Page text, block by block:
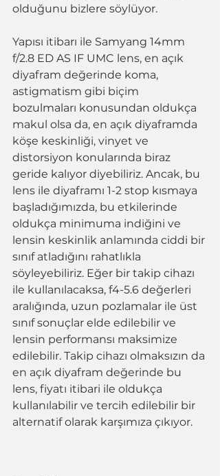
olduğunu bizlere söylüyor.
Yapısı itibarı ile Samyang 14mm
f/2.8 ED AS IF UMC lens, en açık
diyafram değerinde koma,
astigmatism gibi biçim
bozulmaları konusundan oldukça
makul olsa da, en açık diyaframda
köşe keskinliği, vinyet ve
distorsiyon konularında biraz
geride kalıyor diyebiliriz. Ancak, bu
lens ile diyaframı 1-2 stop kısmaya
başladığımızda, bu etkilerinde
oldukça minimuma indiğini ve
lensin keskinlik anlamında ciddi bir
sınıf atladığını rahatlıkla
söyleyebiliriz. Eğer bir takip cihazı
ile kullanılacaksa, f4-5.6 değerleri
aralığında, uzun pozlamalar ile üst
sınıf sonuçlar elde edilebilir ve
lensin performansı maksimize
edilebilir. Takip cihazı olmaksızın da
en açık diyafram değerinde bu
lens, fiyatı itibari ile oldukça
kullanılabilir ve tercih edilebilir bir
alternatif olarak karşımıza çıkıyor.